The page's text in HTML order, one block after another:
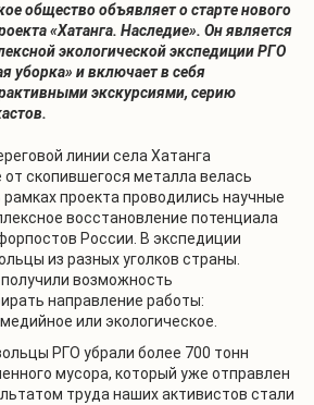
общество объявляет о старте нового
«Хатанга. Наследие». Он является
экологической экспедиции РГО
уборка» и включает в себя
экскурсиями, серию
линии села Хатанга
скопившегося металла велась
рамках проекта проводились научные
восстановление потенциала
России. В экспедиции
из разных уголков страны.
возможность
направление работы:
или экологическое.
РГО убрали более 700 тонн
мусора, который уже отправлен
труда наших активистов стали